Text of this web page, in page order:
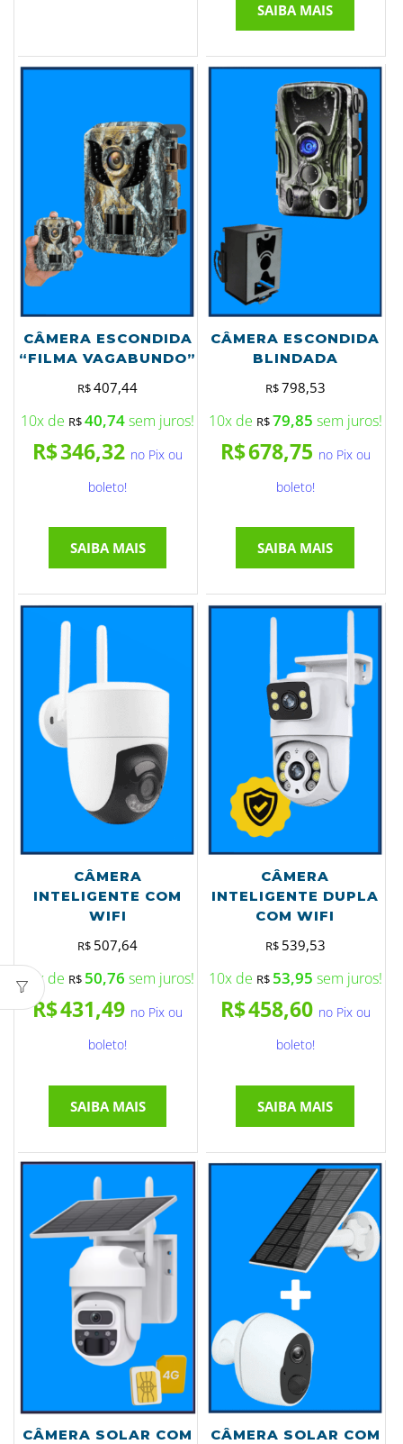
SAIBA MAIS
CÂMERA ESCONDIDA
“FILMA VAGABUNDO”
R$407,44
10x de R$40,74sem juros!
R$346,32 no Pix ou
boleto!
SAIBA MAIS
CÂMERA ESCONDIDA
BLINDADA
R$798,53
10x de R$79,85 sem juros!
R$678,75 no Pix ou
boleto!
SAIBA MAIS
CÂMERA
INTELIGENTE COM
WIFI
R$ 507,64
10x de R$ 50,76 sem juros!
R$431,49 no Pix ou
boleto!
SAIBA MAIS
CÂMERA
INTELIGENTE DUPLA
COM WIFI
R$ 539,53
10x de R$ 53,95 sem juros!
R$458,60 no Pix ou
boleto!
SAIBA MAIS
CÂMERA SOLAR COM
CÂMERA SOLAR COM